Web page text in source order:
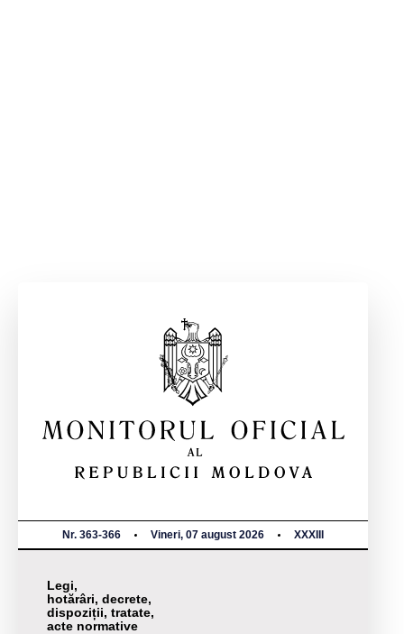
Nr. 363-366 Vineri, 07 august 2026 XXXIII
Legi,
hotărâri, decrete,
dispoziții, tratate,
acte normative